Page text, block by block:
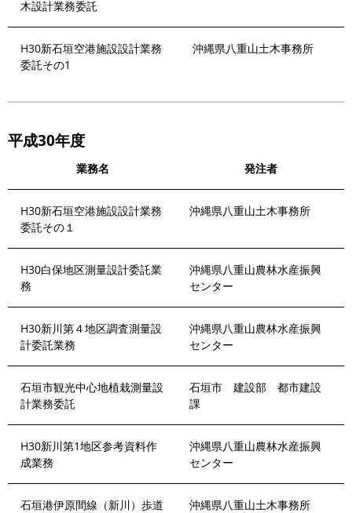
木設計業務委託
H30新石垣空港施設設計業務
委託その1
沖縄県八重山土木事務所
平成30年度
業務名 発注者
H30新石垣空港施設設計業務
委託その１
沖縄県八重山土木事務所
H30白保地区測量設計委託業
務
沖縄県八重山農林水産振興
センター
H30新川第４地区調査測量設
計委託業務
沖縄県八重山農林水産振興
センター
石垣市観光中心地植栽測量設
計業務委託
石垣市 建設部 都市建設
課
H30新川第1地区参考資料作
成業務
沖縄県八重山農林水産振興
センター
石垣港伊原間線（新川）歩道
沖縄県八重山土木事務所